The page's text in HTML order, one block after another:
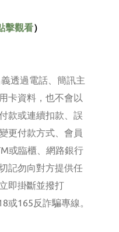
擊觀看）
透過電話、簡訊主
卡資料，也不會以
款或連續扣款、誤
更付款方式、會員
或臨櫃、網路銀行
記勿向對方提供任
即掛斷並撥打
或165反詐騙專線。